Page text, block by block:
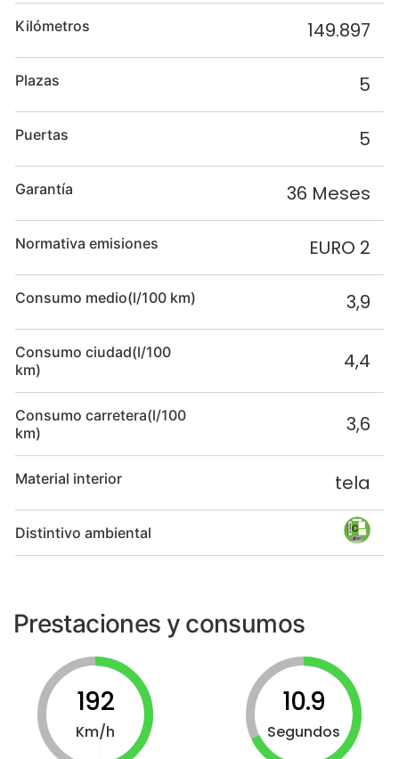
Kilómetros 149.897
Plazas 5
Puertas 5
Garantía 36 Meses
Normativa emisiones EURO 2
Consumo medio(l/100 km) 3,9
Consumo ciudad(l/100
km)
4,4
Consumo carretera(l/100
km)
3,6
Material interior tela
Distintivo ambiental
Prestaciones y consumos
192
Km/h
10.9
Segundos